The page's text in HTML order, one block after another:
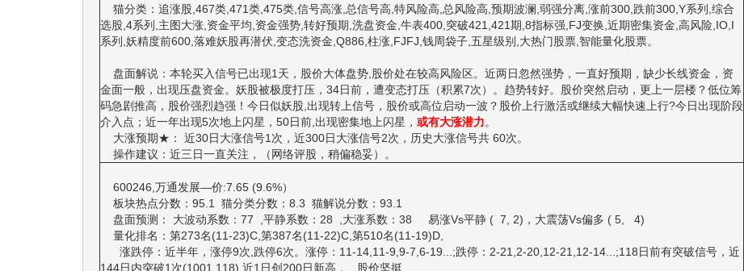
猫分类：追涨股,467类,471类,475类,信号高涨,总信号高,特风险高,总风险高,预期波澜,弱强分离,涨前300,跌前300,Y系列,综合
选股,4系列,主图大涨,资金平均,资金强势,转好预期,洗盘资金,牛表400,突破421,421期,8指标强,FJ变换,近期密集资金,高风险,IO,I
系列,妖精度前600,落难妖股再潜伏,变态洗资金,Q886,柱涨,FJFJ,钱周袋子,五星级别,大热门股票,智能量化股票。
盘面解说：本轮买入信号已出现1天，股价大体盘势,股价处在较高风险区。近两日忽然强势，一直好预期，缺少长线资金，资
金面一般，出现压盘资金。妖股被极度打压，34日前，遭变态打压（积累7次）。趋势转好。股价突然启动，更上一层楼？低位筹
码急剧推高，股价强烈趋强！今日似妖股,出现转上信号，股价或高位启动一波？股价上行激活或继续大幅快速上行?今日出现阶段
介入点；近一年出现5次地上闪星，50日前,出现密集地上闪星， 或有大涨潜力。
大涨预期★： 近30日大涨信号1次，近300日大涨信号2次，历史大涨信号共 60次。
操作建议：近三日一直关注，（网络评股，稍偏稳妥）。
600246,万通发展—价:7.65 (9.6%）
板块热点分数：95.1 猫分类分数：8.3 猫解说分数：93.1
盘面预测： 大波动系数：77 ,平静系数：28 ,大涨系数：38 易涨Vs平静 ( 7, 2)，大震荡Vs偏多 ( 5, 4)
量化排名：第273名(11-23)C,第387名(11-22)C,第510名(11-19)D,
涨跌停：近半年，涨停9次,跌停6次。涨停：11-14,11-9,9-7,6-19...;跌停：2-21,2-20,12-21,12-14...;118日前有突破信号，近
144日内突破1次(1001.118),近1日创200日新高， 股价坚挺.